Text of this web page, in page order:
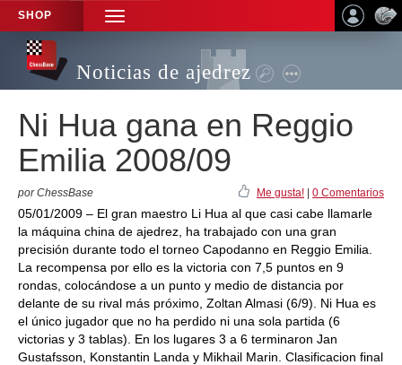
SHOP
TOGGLE
NAVIGATION
Noticias de ajedrez
Ni Hua gana en Reggio
Emilia 2008/09
por ChessBase Me gusta! 0 Comentarios
05/01/2009 – El gran maestro Li Hua al que casi cabe llamarle
la máquina china de ajedrez, ha trabajado con una gran
precisión durante todo el torneo Capodanno en Reggio Emilia.
La recompensa por ello es la victoria con 7,5 puntos en 9
rondas, colocándose a un punto y medio de distancia por
delante de su rival más próximo, Zoltan Almasi (6/9). Ni Hua es
el único jugador que no ha perdido ni una sola partida (6
victorias y 3 tablas). En los lugares 3 a 6 terminaron Jan
Gustafsson, Konstantin Landa y Mikhail Marin. Clasificacion final